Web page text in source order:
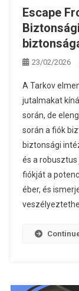
Escape
23/02/2026
A Tarkov
jutalmakat
során, de
során a fiók
biztonsági
és a
fiókját a
éber, és